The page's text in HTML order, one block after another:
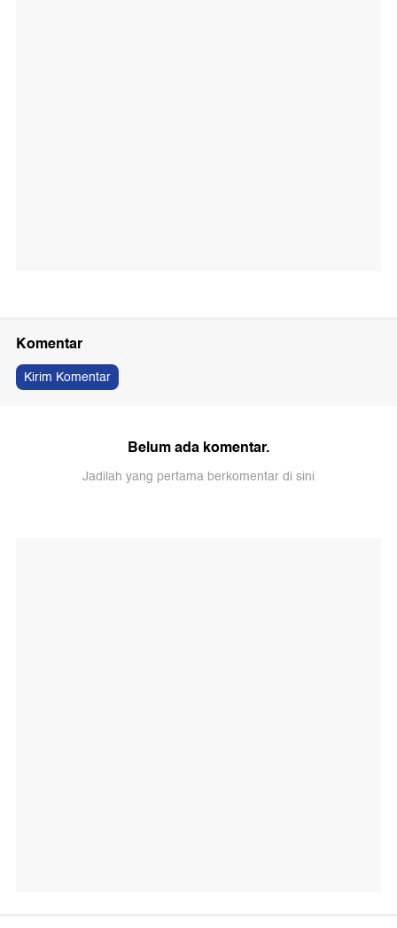
Komentar
Kirim Komentar
Belum ada komentar.
Jadilah yang pertama berkomentar di sini